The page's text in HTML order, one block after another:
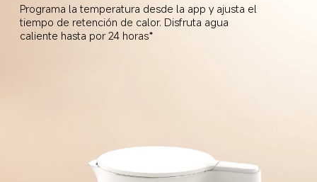
Programa la temperatura desde la app y ajusta el
tiempo de retención de calor. Disfruta agua
caliente hasta por 24 horas*